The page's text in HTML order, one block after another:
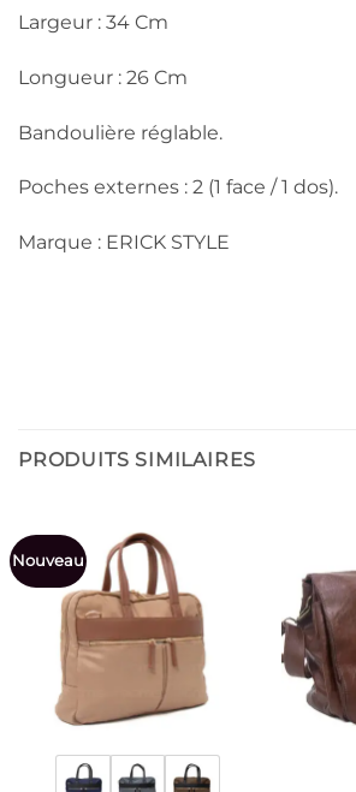
Largeur : 34 Cm
Longueur : 26 Cm
Bandoulière réglable.
Poches externes : 2 (1 face / 1 dos).
Marque : ERICK STYLE
PRODUITS SIMILAIRES
Nouveau